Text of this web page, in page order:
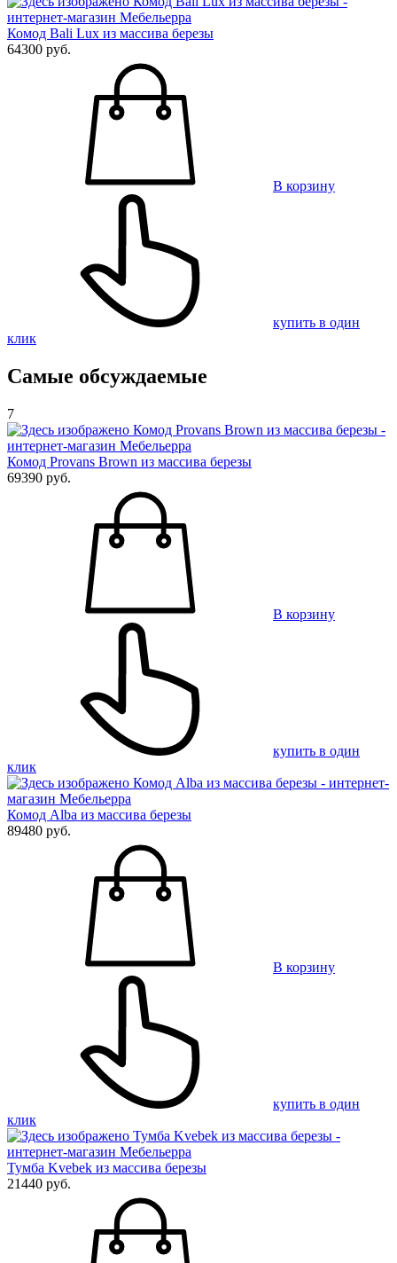
Комод Bali Lux из массива березы
64300 руб.
В корзину
купить в один
клик
Самые обсуждаемые
7
Комод Provans Brown из массива березы
69390 руб.
В корзину
купить в один
клик
Комод Alba из массива березы
89480 руб.
В корзину
купить в один
клик
Тумба Kvebek из массива березы
21440 руб.